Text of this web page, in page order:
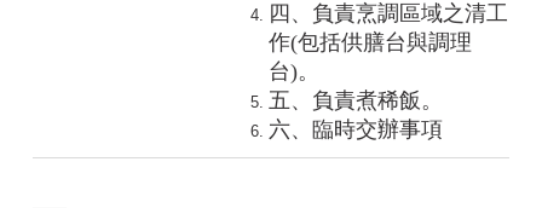
四、負責烹調區域之清工
作(包括供膳台與調理
台)。
五、負責煮稀飯。
六、臨時交辦事項